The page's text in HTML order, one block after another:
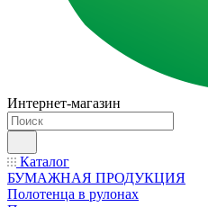
Интернет-магазин
Каталог
БУМАЖНАЯ ПРОДУКЦИЯ
Полотенца в рулонах